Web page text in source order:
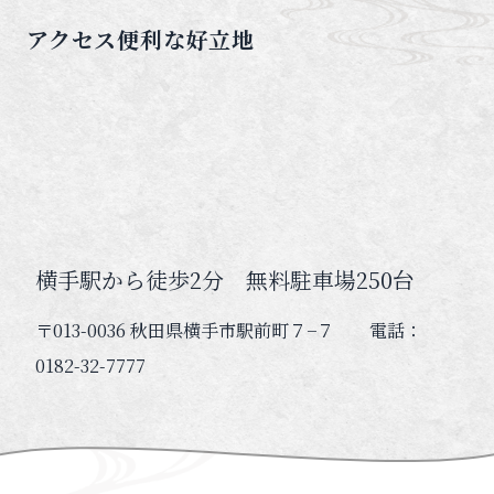
アクセス便利な好立地
横手駅から徒歩2分 無料駐車場250台
〒013-0036 秋田県横手市駅前町７−７ 電話：
0182-32-7777